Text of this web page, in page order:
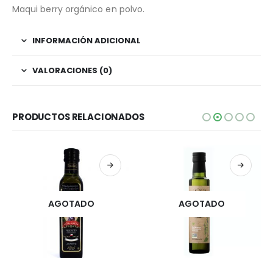
Maqui berry orgánico en polvo.
INFORMACIÓN ADICIONAL
VALORACIONES (0)
PRODUCTOS RELACIONADOS
AGOTADO AGOTADO